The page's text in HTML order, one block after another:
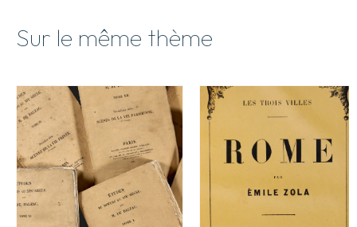
Sur le même thème